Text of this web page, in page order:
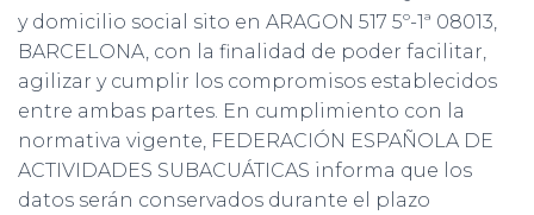
y domicilio social sito en ARAGON 517 5º-1ª 08013,
BARCELONA, con la finalidad de poder facilitar,
agilizar y cumplir los compromisos establecidos
entre ambas partes. En cumplimiento con la
normativa vigente, FEDERACIÓN ESPAÑOLA DE
ACTIVIDADES SUBACUÁTICAS informa que los
datos serán conservados durante el plazo